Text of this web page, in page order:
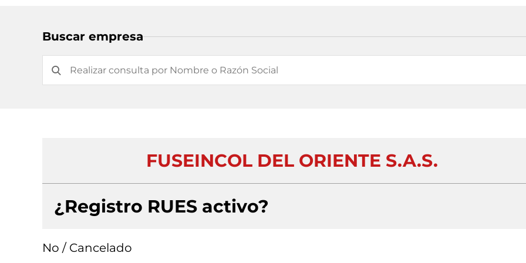
Buscar empresa
FUSEINCOL DEL ORIENTE S.A.S.
¿Registro RUES activo?
No / Cancelado